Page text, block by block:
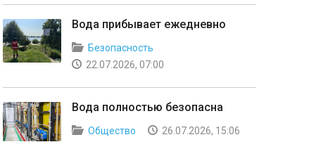
Вода прибывает ежедневно
Безопасность
22.07.2026, 07:00
Вода полностью безопасна
Общество 26.07.2026, 15:06